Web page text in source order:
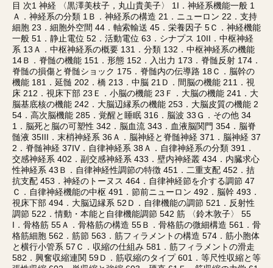
目 次1 神経 〈黒澤美枝子，丸山貴美子〉 1I．神経系機能一般 1
Ａ．神経系の分類 1Ｂ．神経系の構造 21．ニューロン 22．支持
細胞 23．細胞外空間 44．軸索輸送 45．栄養因子 5Ｃ．神経機能
一般 51．静止電位 52．活動電位 63．シナプス 10II．中枢神経
系 13Ａ．中枢神経系の概要 131．分類 132．中枢神経系の機能
14Ｂ．脊髄の機能 151．形態 152．入出力 173．脊髄反射 174．
脊髄の損傷と脊髄ショック 175．脊髄内の伝導路 18Ｃ．脳幹の
機能 181．延髄 202．橋 213．中脳 21Ｄ．間脳の機能 211．視
床 212．視床下部 23Ｅ．小脳の機能 23Ｆ．大脳の機能 241．大
脳基底核の機能 242．大脳辺縁系の機能 253．大脳皮質の機能 2
54．高次脳機能 285．覚醒と睡眠 316．脳波 33Ｇ．その他 34
1．脳死と脳の可塑性 342．脳血流 343．血液脳関門 354．脳脊
髄液 35III．末梢神経系 36Ａ．脳神経と脊髄神経 371．脳神経 37
2．脊髄神経 37IV．自律神経系 38Ａ．自律神経系の分類 391．
交感神経系 402．副交感神経系 433．壁内神経叢 434．内臓求心
性神経系 43Ｂ．自律神経性調節の特徴 451．二重支配 452．拮
抗支配 453．神経のトーヌス 464．自律神経節を介する調節 47
Ｃ．自律神経機能の中枢 491．節前ニューロン 492．脳幹 493．
視床下部 494．大脳辺縁系 52Ｄ．自律機能の調節 521．反射性
調節 522．情動・本能と自律機能調節 542 筋 〈鈴木敦子〉 55
I．骨格筋 55Ａ．骨格筋の構造 55Ｂ．骨格筋の微細構造 561．骨
格筋細胞 562．筋節 563．筋フィラメントの構造 574．筋小胞体
と横行小管系 57Ｃ．収縮の仕組み 581．筋フィラメントの滑走
582．興奮収縮連関 59Ｄ．筋収縮のタイプ 601．等尺性収縮と等